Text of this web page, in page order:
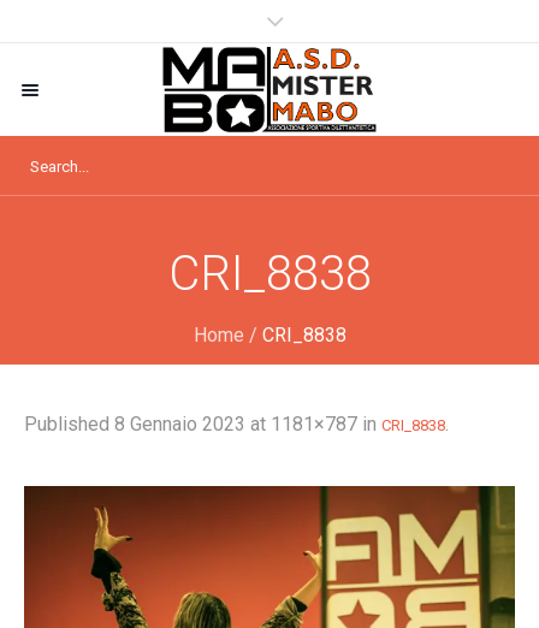
CRI_8838
Home / CRI_8838
Published 8 Gennaio 2023 at 1181×787 in CRI_8838.